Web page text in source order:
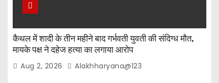
कैथल में शादी के तीन महीने बाद गर्भवती युवती की संदिग्ध मौत,
मायके पक्ष ने दहेज हत्या का लगाया आरोप
Aug 2, 2026 Alakhharyana@123